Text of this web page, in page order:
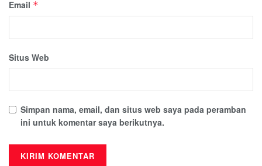
Email *
Situs Web
Simpan nama, email, dan situs web saya pada peramban
ini untuk komentar saya berikutnya.